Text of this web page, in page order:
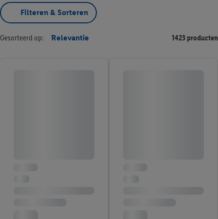
Filteren & Sorteren
Gesorteerd op: Relevantie 1423 producten